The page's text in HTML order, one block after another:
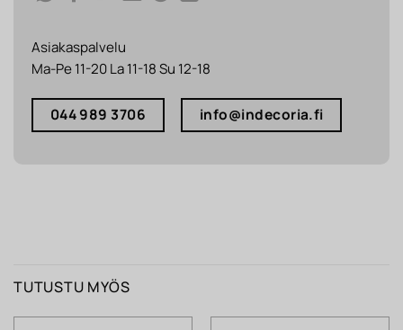
Asiakaspalvelu
Ma-Pe 11-20 La 11-18 Su 12-18
044 989 3706 info@indecoria.fi
TUTUSTU MYÖS